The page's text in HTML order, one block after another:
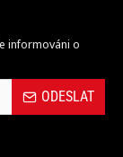
informováni o
ODESLAT